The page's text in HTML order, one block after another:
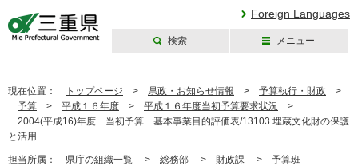
Foreign Languages
検索 メニュー
現在位置： トップページ > 県政・お知らせ情報 > 予算執行・財政 >
予算 > 平成１６年度 > 平成１６年度当初予算要求状況 >
2004(平成16)年度 当初予算 基本事業目的評価表/13103 埋蔵文化財の保護
と活用
担当所属： 県庁の組織一覧 > 総務部 > 財政課 > 予算班